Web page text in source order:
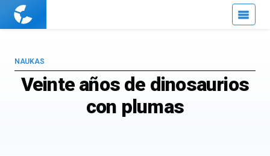
Cuaderno
Veinte años de dinosaurios
con plumas
NAUKAS